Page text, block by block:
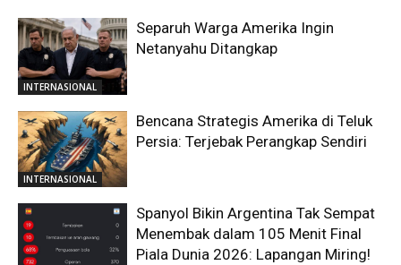
INTERNASIONAL
Separuh Warga Amerika Ingin
Netanyahu Ditangkap
INTERNASIONAL
Bencana Strategis Amerika di Teluk
Persia: Terjebak Perangkap Sendiri
Spanyol Bikin Argentina Tak Sempat
Menembak dalam 105 Menit Final
Piala Dunia 2026: Lapangan Miring!